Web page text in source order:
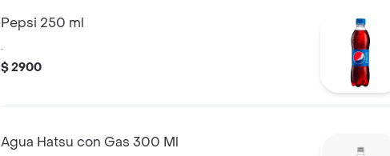
Pepsi 250 ml
.
$ 2900
Agua Hatsu con Gas 300 Ml